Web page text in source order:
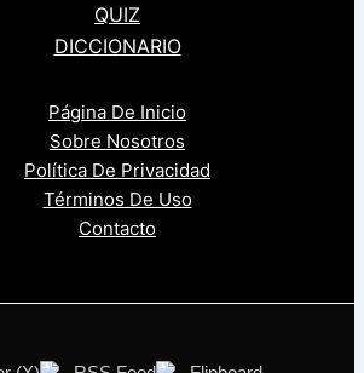
QUIZ
DICCIONARIO
Página De Inicio
Sobre Nosotros
Política De Privacidad
Términos De Uso
Contacto